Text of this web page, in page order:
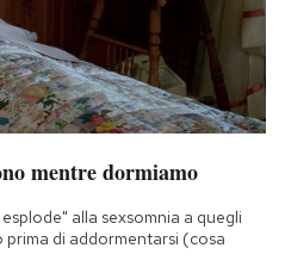
mentre dormiamo
alla sexsomnia a quegli
di addormentarsi (cosa